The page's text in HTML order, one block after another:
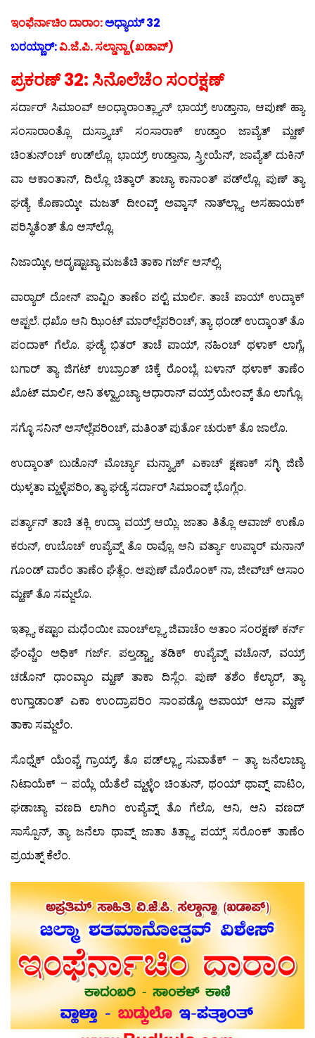
ಇಂಫೆರ್ನಾಚಿಂ ದಾರಾಂ:ಅಧ್ಯಾಯ್ 32
ಬರಯ್ಣಾರ್:ವಿ.ಜೆ.ಪಿ. ಸಲ್ಡಾನ್ಹಾ (ಖಡಾಪ್)
ಪ್ರಕರಣ್ 32: ಸಿನೊಲೆಚೆಂ ಸಂರಕ್ಷಣ್
ಸರ್ದಾರ್ ಸಿಮಾಂವ್ ಅಂಧ್ಕಾರಾಂತ್ಲ್ಯಾನ್ ಭಾಯ್ರ್ ಉಡ್ತಾನಾ, ಆಪುಣ್ ಹ್ಯಾ
ಸಂಸಾರಾಂತ್ಲೊ ದುಸ್ರ್ಯಾಚ್ ಸಂಸಾರಾಕ್ ಉಡ್ತಾಂ ಜಾವ್ಯೆತ್ ಮ್ಹಣ್
ಚಿಂತುನ್‍ಂಚ್ ಉಡ್‍ಲ್ಲೊ. ಭಾಯ್ರ್ ಉಡ್ತಾನಾ, ಸ್ತ್ರೀಯೆನ್, ಜಾವ್ಯೆತ್ ದುಕಿನ್
ವಾ ಆಕಾಂತಾನ್, ದಿಲ್ಲೊ ಚಿತ್ಕಾರ್ ತಾಚ್ಯಾ ಕಾನಾಂತ್ ಪಡ್‍ಲ್ಲೊ. ಪುಣ್ ತ್ಯಾ
ಘಡ್ಯೆ ಕೊಣಾಯ್ಕೀ ಮಜತ್ ದೀಂವ್ಕ್ ಅವ್ಕಾಸ್ ನಾತ್‍ಲ್ಲ್ಯಾ ಅಸಹಾಯಕ್
ಪರಿಸ್ಥಿತೆಂತ್ ತೊ ಆಸ್‍ಲ್ಲೊ.
ನಿಜಾಯ್ಕೀ, ಅದೃಷ್ಟಾಚ್ಯಾ ಮಜತೆಚಿ ತಾಕಾ ಗರ್ಜ್ ಆಸ್‍ಲ್ಲಿ.
ವಾರ್‍ಯಾರ್ ದೋನ್ ಪಾವ್ಟಿಂ ತಾಣೆಂ ಪಲ್ಟಿ ಮಾರ್ಲಿ. ತಾಚೆ ಪಾಯ್ ಉದ್ಕಾಕ್
ಆಪ್ಟಲೆ. ಧಖೊ ಆನಿ ಝಿಂಟ್ ಮಾರ್‌ಲ್ಲೆಪರಿಂಚ್, ತ್ಯಾ ಥಂಡ್ ಉದ್ಕಾಂತ್ ತೊ
ಪಂದಾಕ್ ಗೆಲೊ. ಘಡ್ಯೆ ಭಿತರ್ ತಾಚೆ ಪಾಯ್, ನಹಿಂಚ್ ಥಳಾಕ್ ಲಾಗ್ಲೆ,
ಬಗಾರ್ ತ್ಯಾ ಜಿಗಟ್ ಉಬ್ರಾಂತ್ ಚಿಕ್ಕೆ ರೊಂಬ್ಲೆ. ಬಳಾನ್ ಥಳಾಕ್ ತಾಣೆಂ
ಖೊಟ್ ಮಾರ್ಲಿ, ಆನಿ ತಳ್ವ್ಯಾಂಚ್ಯಾ ಆಧಾರಾನ್ ವಯ್ರ್ ಯೇಂವ್ಕ್ ತೊ ಲಾಗ್ಲೊ.
ಸಗ್ಳೊ ಸನಿನ್ ಆಸ್‍ಲ್ಲೆಪರಿಂಚ್, ಮತಿಂತ್ ಪುರ್ತೊ ಚುರುಕ್ ತೊ ಜಾಲೊ.
ಉದ್ಕಾಂತ್ ಬುಡೊನ್ ಮೊರ್ಚ್ಯಾ ಮನ್ಶ್ಯಾಕ್ ಎಕಾಚ್ ಕ್ಷಣಾಕ್ ಸಗ್ಳಿ ಜಿಣಿ
ಝಳ್ಕತಾ ಮ್ಹಳ್ಳೆಪರಿಂ, ತ್ಯಾ ಘಡ್ಯೆ ಸರ್ದಾರ್ ಸಿಮಾಂವ್ಕ್ ಭೊಗ್ಲೆಂ.
ಪರ್ತ್ಯಾನ್ ತಾಚಿ ತಕ್ಲಿ ಉದ್ಕಾ ವಯ್ರ್ ಆಯ್ಲಿ. ಜಾತಾ ತಿತ್ಲೊ ಆವಾಜ್ ಉಣೊ
ಕರುನ್, ಉಬೊಚ್ ಉಪ್ಯೆವ್ನ್ ತೊ ರಾವ್ಲೊ. ಆನಿ ವರ್ತ್ಯಾ ಉಪ್ಕಾರ್ ಮನಾನ್
ಗೂಂಡ್ ವಾರೆಂ ತಾಣೆಂ ಘೆತ್ಲೆಂ. ಆಪುಣ್ ಮೊರೊಂಕ್ ನಾ, ಜೀವ್‍ಚ್ ಆಸಾಂ
ಮ್ಹಣ್ ತೊ ಸಮ್ಜಲೊ.
ಇತ್ಲ್ಯಾ ಕಷ್ಟಾಂ ಮಧೆಂಯೀ ವಾಂಚ್‍ಲ್ಲ್ಯಾ ಜಿವಾಚೆಂ ಆತಾಂ ಸಂರಕ್ಷಣ್ ಕರ್ನ್
ಘೆಂವ್ಚೆಂ ಅಧಿಕ್ ಗರ್ಜ್. ಪಲ್ತಡ್ಚ್ಯಾ ತಡಿಕ್ ಉಪ್ಯೆವ್ನ್ ವಚೊನ್, ವಯ್ರ್
ಚಡೊನ್ ಧಾಂವ್ಯಾಂ ಮ್ಹಣ್ ತಾಕಾ ದಿಸ್ಲೆಂ. ಪುಣ್ ತಶೆಂ ಕೆಲ್ಯಾರ್, ತ್ಯಾ
ಉಗ್ತಾಡಾಂತ್ ಎಕಾ ಉಂದ್ರಾಪರಿಂ ಸಾಂಪಡ್ಚೊ ಅಪಾಯ್ ಆಸಾ ಮ್ಹಣ್
ತಾಕಾ ಸಮ್ಜಲೆಂ.
ಸೊಧ್ನೆಕ್ ಯೆಂವ್ಚೆ ಗ್ರಾಯ್ಕ್, ತೊ ಪಡ್‍ಲ್ಲ್ಯಾ ಸುವಾತೆಕ್ – ತ್ಯಾ ಜನೆಲಾಚ್ಯಾ
ನಿಟಾಯೆಕ್ – ಪಯ್ಲೆ ಯೆತೆಲೆ ಮ್ಹಳ್ಳೆಂ ಚಿಂತುನ್, ಥಂಯ್ ಥಾವ್ನ್ ಪಾಟಿಂ,
ಘಡಾಚ್ಯಾ ವಣದಿ ಲಾಗಿಂ ಉಪ್ಯೆವ್ನ್ ತೊ ಗೆಲೊ, ಆನಿ, ಆನಿ ವಣದ್
ಸಾಸ್ಪೊನ್, ತ್ಯಾ ಜನೆಲಾ ಥಾವ್ನ್ ಜಾತಾ ತಿತ್ಲ್ಯಾ ಪಯ್ಸ್ ಸರೊಂಕ್ ತಾಣೆಂ
ಪ್ರಯತ್ನ್ ಕೆಲೆಂ.